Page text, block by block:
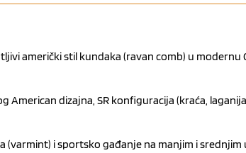
američki stil kundaka (ravan comb) u modernu
American dizajna, SR konfiguracija (kraća,
(varmint) i sportsko gađanje na manjim i srednjim